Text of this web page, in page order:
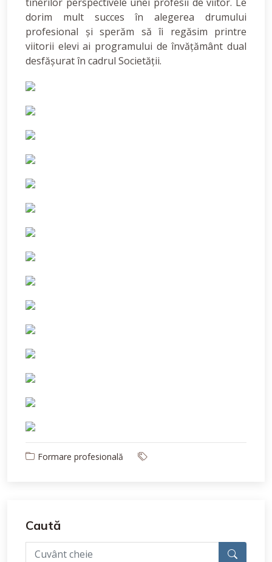
dorim mult succes în alegerea drumului
profesional și sperăm să îi regăsim printre
viitorii elevi ai programului de învățământ dual
desfășurat în cadrul Societății.
Formare profesională
Caută